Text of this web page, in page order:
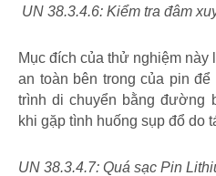
UN 38.3.4.6: Kiểm tra đâm
Mục đích của thử nghiệm này
an toàn bên trong của pin
trình di chuyển bằng đường
khi gặp tình huống sụp đổ do
UN 38.3.4.7: Quá sạc Pin